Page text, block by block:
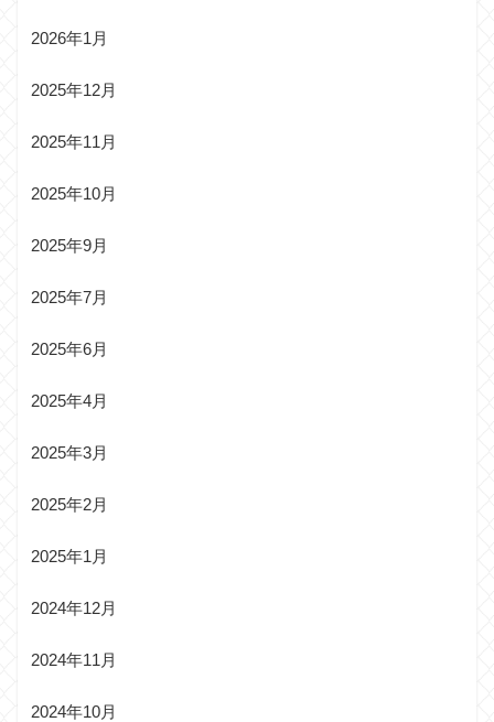
2026年1月
2025年12月
2025年11月
2025年10月
2025年9月
2025年7月
2025年6月
2025年4月
2025年3月
2025年2月
2025年1月
2024年12月
2024年11月
2024年10月